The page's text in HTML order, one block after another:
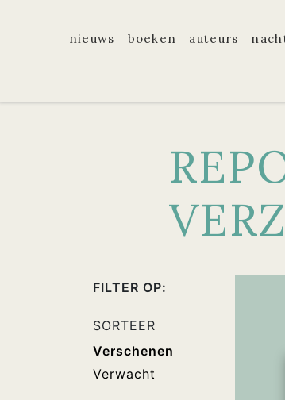
nieuws boeken auteurs
FILTER OP:
SORTEER
Verschenen
Verwacht